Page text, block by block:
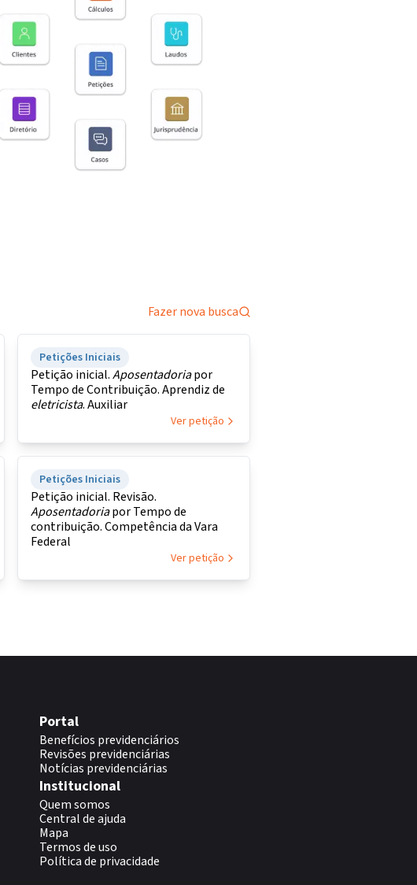
Fazer nova busca
Petições Iniciais
Petição inicial.Aposentadoriapor
Tempo de Contribuição. Aprendiz de
eletricista. Auxiliar
Ver petição
Petições Iniciais
Petição inicial. Revisão.
Aposentadoriapor Tempo de
contribuição. Competência da Vara
Federal
Ver petição
Portal
Benefícios previdenciários
Revisões previdenciárias
Notícias previdenciárias
Institucional
Quem somos
Central de ajuda
Mapa
Termos de uso
Política de privacidade